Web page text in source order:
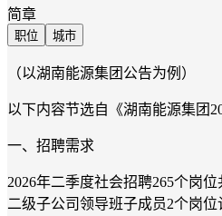
简章
职位 城市
（以湖南能源集团公告为例）
以下内容节选自《湖南能源集团
一、招聘需求
2026年二季度社会招聘265个岗
二级子公司领导班子成员2个岗